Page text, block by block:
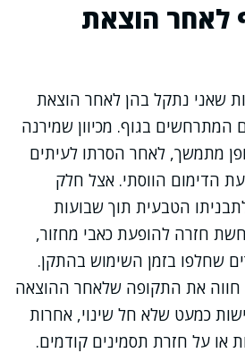
לאחר הוצאת
שאני נתקל בהן לאחר הוצאת
המתרחשים בגוף. מכיוון שמירנה
מתמשך, לאחר הסרתו לעיתים
הדימום הווסתי. אצל חלק
הטבעית תוך שבועות
חזרה להופעת כאבי מחזור,
שחלפו בזמן השימוש בהתקן.
חווה את התקופה שלאחר ההוצאה
כמעט שלא חל שינוי, אחרות
או על חזרת תסמינים קודמים.